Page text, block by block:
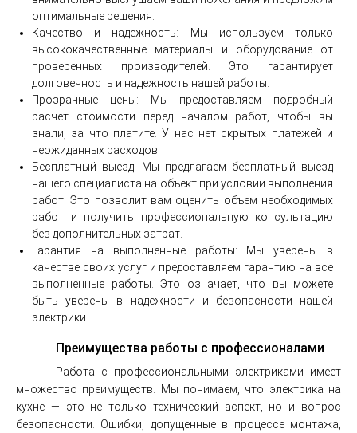
оптимальные решения.
Качество и надежность: Мы используем только
высококачественные материалы и оборудование от
проверенных производителей. Это гарантирует
долговечность и надежность нашей работы.
Прозрачные цены: Мы предоставляем подробный
расчет стоимости перед началом работ, чтобы вы
знали, за что платите. У нас нет скрытых платежей и
неожиданных расходов.
Бесплатный выезд: Мы предлагаем бесплатный выезд
нашего специалиста на объект при условии выполнения
работ. Это позволит вам оценить объем необходимых
работ и получить профессиональную консультацию
без дополнительных затрат.
Гарантия на выполненные работы: Мы уверены в
качестве своих услуг и предоставляем гарантию на все
выполненные работы. Это означает, что вы можете
быть уверены в надежности и безопасности нашей
электрики.
Преимущества работы с профессионалами
Работа с профессиональными электриками имеет
множество преимуществ. Мы понимаем, что электрика на
кухне — это не только технический аспект, но и вопрос
безопасности. Ошибки, допущенные в процессе монтажа,